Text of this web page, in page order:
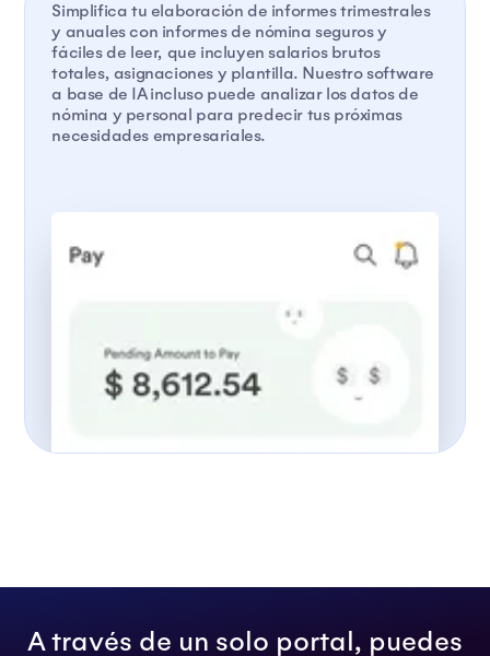
Simplifica tu elaboración de informes trimestrales
y anuales con informes de nómina seguros y
fáciles de leer, que incluyen salarios brutos
totales, asignaciones y plantilla. Nuestro software
a base de IA incluso puede analizar los datos de
nómina y personal para predecir tus próximas
necesidades empresariales.
A través de un solo portal, puedes